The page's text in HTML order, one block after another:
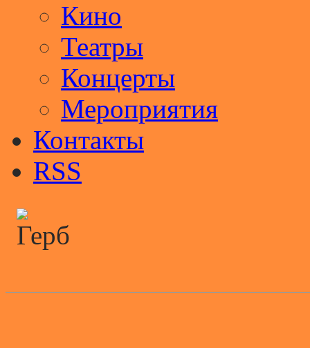
Кино
Театры
Концерты
Мероприятия
Контакты
RSS